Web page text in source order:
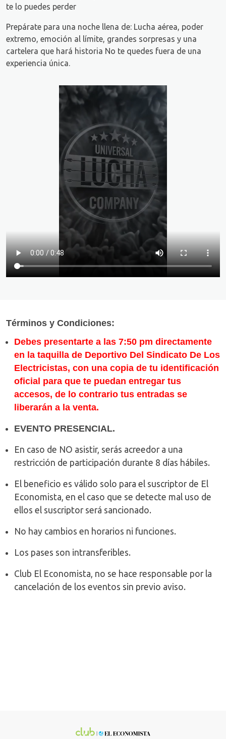
te lo puedes perder
Prepárate para una noche llena de: Lucha aérea, poder
extremo, emoción al límite, grandes sorpresas y una
cartelera que hará historia No te quedes fuera de una
experiencia única.
Términos y Condiciones:
Debes presentarte a las 7:50 pm directamente
en la taquilla de Deportivo Del Sindicato De Los
Electricistas, con una copia de tu identificación
oficial para que te puedan entregar tus
accesos, de lo contrario tus entradas se
liberarán a la venta.
EVENTO PRESENCIAL.
En caso de NO asistir, serás acreedor a una
restricción de participación durante 8 días hábiles.
El beneficio es válido solo para el suscriptor de El
Economista, en el caso que se detecte mal uso de
ellos el suscriptor será sancionado.
No hay cambios en horarios ni funciones.
Los pases son intransferibles.
Club El Economista, no se hace responsable por la
cancelación de los eventos sin previo aviso.